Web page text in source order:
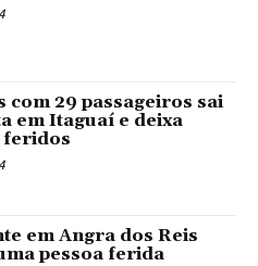
com 29 passageiros sai
em Itaguaí e deixa
feridos
em Angra dos Reis
pessoa ferida